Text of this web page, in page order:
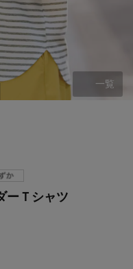
一覧
ーＴシャツ